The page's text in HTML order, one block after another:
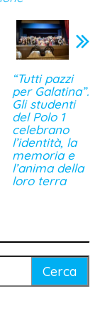
“Tutti pazzi
per Galatina”.
Gli studenti
del Polo 1
celebrano
l’identità, la
memoria e
l’anima della
loro terra